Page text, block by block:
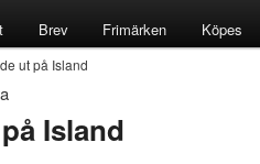
Brev Frimärken Köpes
ut på Island
Island